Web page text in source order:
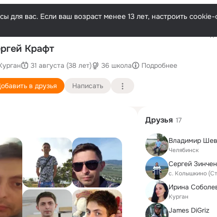
для вас. Если ваш возраст менее 13 лет, настроить
Крафт
31 августа (38 лет) 36 школа Подробнее
в друзья Написать
Друзья 17
Владимир
Челябинск
Сергей
с. Колышкино
Ирина
Курган
James DiGriz